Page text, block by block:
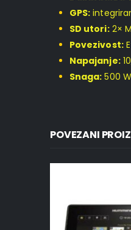
GPS:
SD utori:2×
Povezivost:
Napajanje:
Snaga: 500
POVEZANI